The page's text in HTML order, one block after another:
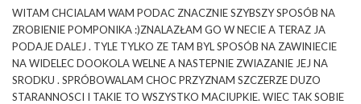
WITAM CHCIALAM WAM PODAC ZNACZNIE SZYBSZY SPOSÓB NA
ZROBIENIE POMPONIKA :)ZNALAZŁAM GO W NECIE A TERAZ JA
PODAJE DALEJ . TYLE TYLKO ZE TAM BYL SPOSÓB NA ZAWINIECIE
NA WIDELEC DOOKOLA WELNE A NASTEPNIE ZWIAZANIE JEJ NA
SRODKU . SPRÓBOWALAM CHOC PRZYZNAM SZCZERZE DUZO
STARANNOSCI I TAKIE TO WSZYSTKO MACIUPKIE. WIEC TAK SOBIE